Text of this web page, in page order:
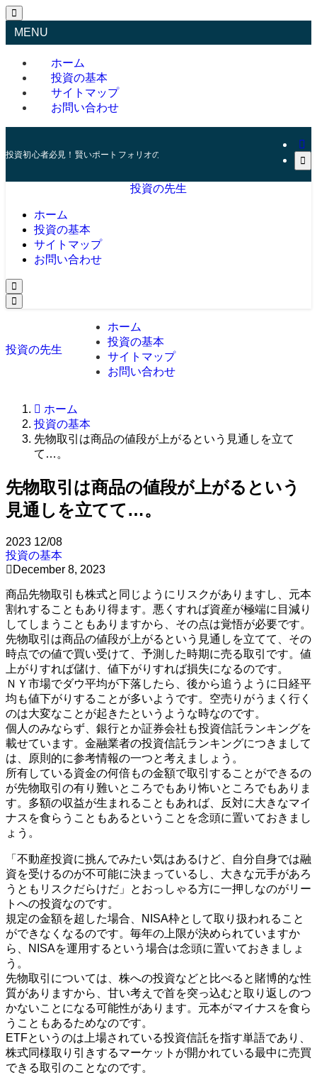
MENU
ホーム
投資の基本
サイトマップ
お問い合わせ
投資初心者必見！賢いポートフォリオの組み方とリスク管理の秘訣
投資の先生
ホーム
投資の基本
サイトマップ
お問い合わせ
投資の先生
ホーム
投資の基本
サイトマップ
お問い合わせ
ホーム
投資の基本
先物取引は商品の値段が上がるという見通しを立て
て…。
先物取引は商品の値段が上がるという
見通しを立てて…。
2023 12/08
投資の基本
December 8, 2023
商品先物取引も株式と同じようにリスクがありますし、元本
割れすることもあり得ます。悪くすれば資産が極端に目減り
してしまうこともありますから、その点は覚悟が必要です。
先物取引は商品の値段が上がるという見通しを立てて、その
時点での値で買い受けて、予測した時期に売る取引です。値
上がりすれば儲け、値下がりすれば損失になるのです。
ＮＹ市場でダウ平均が下落したら、後から追うように日経平
均も値下がりすることが多いようです。空売りがうまく行く
のは大変なことが起きたというような時なのです。
個人のみならず、銀行とか証券会社も投資信託ランキングを
載せています。金融業者の投資信託ランキングにつきまして
は、原則的に参考情報の一つと考えましょう。
所有している資金の何倍もの金額で取引することができるの
が先物取引の有り難いところでもあり怖いところでもありま
す。多額の収益が生まれることもあれば、反対に大きなマイ
ナスを食らうこともあるということを念頭に置いておきまし
ょう。
「不動産投資に挑んでみたい気はあるけど、自分自身では融
資を受けるのが不可能に決まっているし、大きな元手があろ
うともリスクだらけだ」とおっしゃる方に一押しなのがリー
トへの投資なのです。
規定の金額を超した場合、NISA枠として取り扱われること
ができなくなるのです。毎年の上限が決められていますか
ら、NISAを運用するという場合は念頭に置いておきましょ
う。
先物取引については、株への投資などと比べると賭博的な性
質がありますから、甘い考えで首を突っ込むと取り返しのつ
かないことになる可能性があります。元本がマイナスを食ら
うこともあるためなのです。
ETFというのは上場されている投資信託を指す単語であり、
株式同様取り引きするマーケットが開かれている最中に売買
できる取引のことなのです。